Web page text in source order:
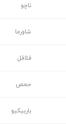
ناچو
شاورما
فلافل
حمص
باربیکیو